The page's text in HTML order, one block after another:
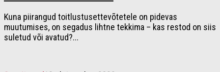
Kuna piirangud toitlustusettevõtetele on pidevas
muutumises, on segadus lihtne tekkima – kas restod on siis
suletud või avatud?...